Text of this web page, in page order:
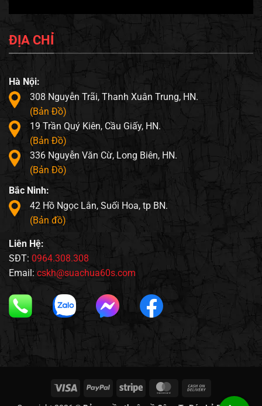
ĐỊA CHỈ
Hà Nội:
308 Nguyễn Trãi, Thanh Xuân Trung, HN.
(Bản Đồ)
19 Trần Quý Kiên, Cầu Giấy, HN.
(Bản Đồ)
336 Nguyễn Văn Cừ, Long Biên, HN.
(Bản Đồ)
Bắc Ninh:
42 Hồ Ngọc Lân, Suối Hoa, tp BN.
(Bản đồ)
Liên Hệ:
SĐT: 0964.308.308
Email: cskh@suachua60s.com
Visa PayPal Stripe MasterCard